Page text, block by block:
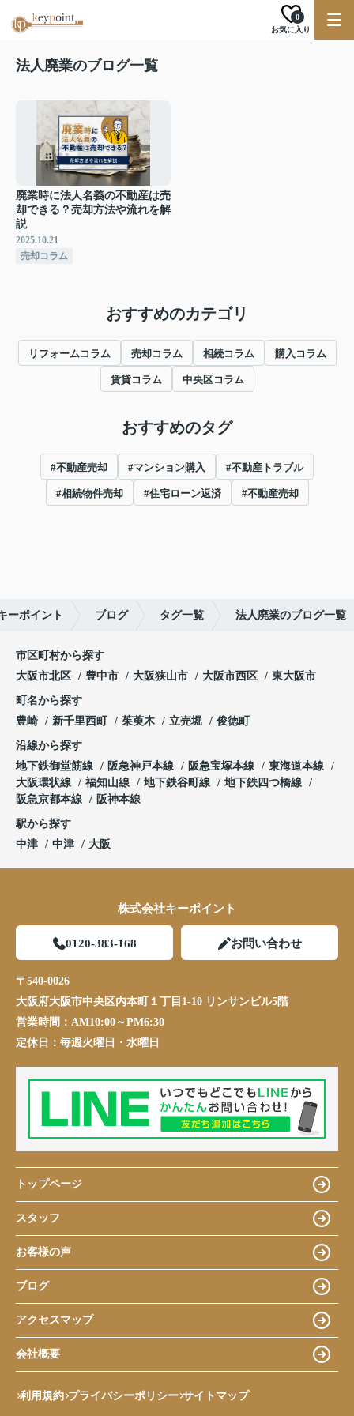
お気に入り
0
法人廃業のブログ一覧
廃業時に法人名義の不動産は売
却できる？売却方法や流れを解
説
2025.10.21
売却コラム
おすすめのカテゴリ
リフォームコラム 売却コラム 相続コラム 購入コラム
賃貸コラム 中央区コラム
おすすめのタグ
#不動産売却 #マンション購入 #不動産トラブル
#相続物件売却 #住宅ローン返済 #不動産売却
ーポイント ブログ タグ一覧 法人廃業のブログ一覧
市区町村から探す
大阪市北区
豊中市 大阪狭山市 大阪市西区 東大阪市
町名から探す
豊崎
新千里西町 茱萸木 立売堀 俊徳町
沿線から探す
地下鉄御堂筋線
阪急神戸本線 阪急宝塚本線
東海道本線
大阪環状線
福知山線 地下鉄谷町線
地下鉄四つ橋線
阪急京都本線
阪神本線
駅から探す
中津
中津 大阪
株式会社キーポイント
0120-383-168 お問い合わせ
〒540-0026
大阪府大阪市中央区内本町１丁目1-10 リンサンビル5階
営業時間： AM10:00～PM6:30
定休日： 毎週火曜日・水曜日
トップページ
スタッフ
お客様の声
ブログ
アクセスマップ
会社概要
利用規約 プライバシーポリシー サイトマップ